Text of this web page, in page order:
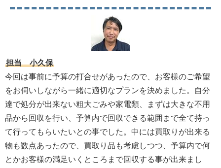
担当 小久保
今回は事前に予算の打合せがあったので、お客様のご希望
をお伺いしながら一緒に適切なプランを決めました。自分
達で処分が出来ない粗大ごみや家電類、まずは大きな不用
品から回収を行い、予算内で回収できる範囲まで全て持っ
て行ってもらいたいとの事でした。中には買取りが出来る
物も数点あったので、買取り品も考慮しつつ、予算内で何
とかお客様の満足いくところまで回収する事が出来まし